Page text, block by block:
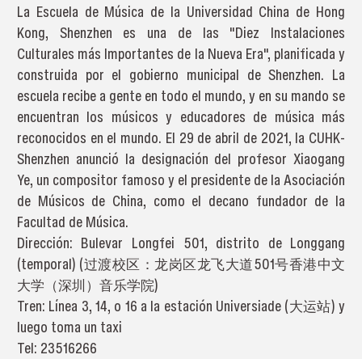
La Escuela de Música de la Universidad China de Hong
Kong, Shenzhen es una de las "Diez Instalaciones
Culturales más Importantes de la Nueva Era", planificada y
construida por el gobierno municipal de Shenzhen. La
escuela recibe a gente en todo el mundo, y en su mando se
encuentran los músicos y educadores de música más
reconocidos en el mundo. El 29 de abril de 2021, la CUHK-
Shenzhen anunció la designación del profesor Xiaogang
Ye, un compositor famoso y el presidente de la Asociación
de Músicos de China, como el decano fundador de la
Facultad de Música.
Dirección: Bulevar Longfei 501, distrito de Longgang
(temporal) (过渡校区：龙岗区龙飞大道501号香港中文
大学（深圳）音乐学院)
Tren: Línea 3, 14, o 16 a la estación Universiade (大运站) y
luego toma un taxi
Tel: 23516266